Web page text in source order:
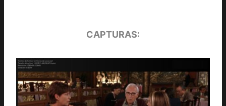
CAPTURAS: